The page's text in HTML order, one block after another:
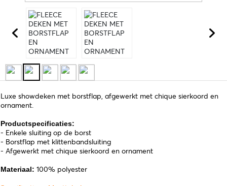
Luxe showdeken met borstflap, afgewerkt met chique sierkoord en
ornament.
Productspecificaties:
- Enkele sluiting op de borst
- Borstflap met klittenbandsluiting
- Afgewerkt met chique sierkoord en ornament
Materiaal: 100% polyester